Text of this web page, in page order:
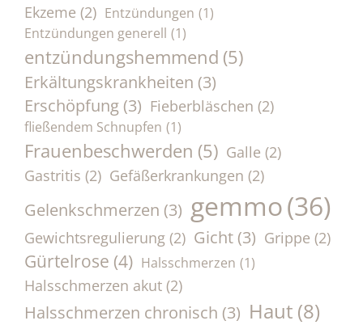
Ekzeme (2) Entzündungen (1)
Entzündungen generell (1)
entzündungshemmend (5)
Erkältungskrankheiten (3)
Erschöpfung (3) Fieberbläschen (2)
fließendem Schnupfen (1)
Frauenbeschwerden (5) Galle (2)
Gastritis (2) Gefäßerkrankungen (2)
Gelenkschmerzen (3) gemmo(36)
Gewichtsregulierung (2) Gicht (3) Grippe (2)
Gürtelrose (4) Halsschmerzen (1)
Halsschmerzen akut (2)
Halsschmerzen chronisch (3) Haut (8)